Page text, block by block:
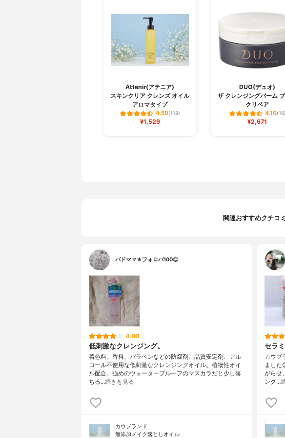
Attenir(アテニア)
スキンクリア クレンズ オイル
アロマタイプ
4.50(118)
¥1,529
DUO(デュオ)
ザ クレンジングバーム
クリペア
4.10(16)
¥2,671
関連おすすめクチコミ
バドママ★フォロバ100◎
4.00
低刺激なクレンジング。
着色料、香料、パラベンなどの防腐剤、品質安定剤、アル
コール不使用な低刺激なクレンジングオイル。植物性オイ
ル配合。強めのウォータープルーフのマスカラだと少し落
ちる…続きを見る
カウブランド
無添加メイク落としオイル
セラ
カウブ
ました
がらせ
ング…